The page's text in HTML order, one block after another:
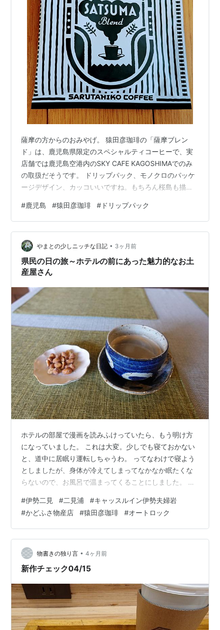
薩摩の方からのおみやげ。 猿田彦珈琲の「薩摩ブレン
ド」は、鹿児島県限定のスペシャルティコーヒーで、実
店舗では鹿児島空港内のSKY CAFE KAGOSHIMAでのみ
の取扱だそうです。 ドリップパック、モノクロのパッケ
ージデザイン、カッコいいですね。もちろん桜島も描か
うで、奈良・大阪・札幌・名古屋・伊勢国・渋谷・仙
台…旅先でチャンスがあったら探してみたいな。
www.koj-ab.co.jp ランキング参加中gooからきました
#鹿児島 #猿田彦珈琲 # ドリップパック
やまとの少しニッチな日記 • 3ヶ月前
県民の日の旅～ホテルの前にあった魅力的なお土
産屋さん
ホテルの部屋で漫画を読みふけっていたら、もう明け方
になっていました。 これは大変。少しでも寝ておかない
と、道中に居眠り運転しちゃうわ。 ってなわけで寝よう
としましたが、身体が冷えてしまってなかなか眠たくな
らないので、お風呂で温まってくることにしました。 夜
る仕組みです。幸いにも誰も使っていない風呂がありま
したので、入浴して身体を温めてから床に就きました。
朝７時過ぎに起き、部屋を片付けた後でチェックアウト
をしようとエレベーターホールまで歩いたところで、昨
日部屋に持ち込んだ漫画を部屋に忘れてきたことに気が
付きました。 あわてて部屋に戻ろうとしまし…
#伊勢二見 #二見浦 #キャッスルイン伊勢夫婦岩
#かどふさ物産店 #猿田彦珈琲 #オートロック
物書きの独り言 • 4ヶ月前
新作チェック04/15